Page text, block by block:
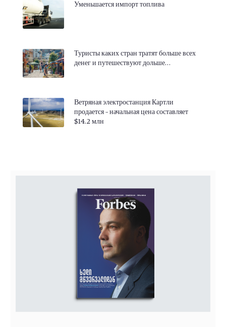
Уменьшается импорт топлива
Туристы каких стран тратят больше всех
денег и путешествуют дольше…
Ветряная электростанция Картли
продается – начальная цена составляет
$14.2 млн